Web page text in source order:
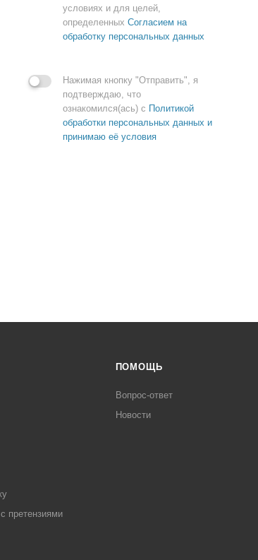
условиях и для целей,
определенных Согласием на
обработку персональных данных
Нажимая кнопку "Отправить", я
подтверждаю, что
ознакомился(ась) с Политикой
обработки персональных данных и
принимаю её условия
претензиями
ПОМОЩЬ
Вопрос-ответ
Новости